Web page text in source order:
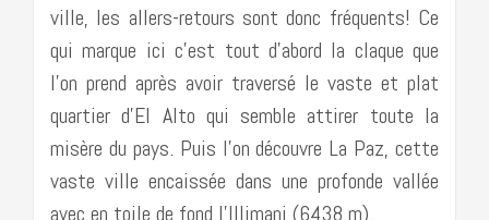
ville, les allers-retours sont donc fréquents! Ce
qui marque ici c’est tout d’abord la claque que
l’on prend après avoir traversé le vaste et plat
quartier d’El Alto qui semble attirer toute la
misère du pays. Puis l’on découvre La Paz, cette
vaste ville encaissée dans une profonde vallée
avec en toile de fond l’Illimani (6438 m).